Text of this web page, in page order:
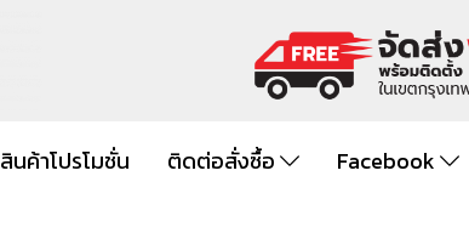
สินค้าโปรโมชั่น ติดต่อสั่งซื้อ Facebook